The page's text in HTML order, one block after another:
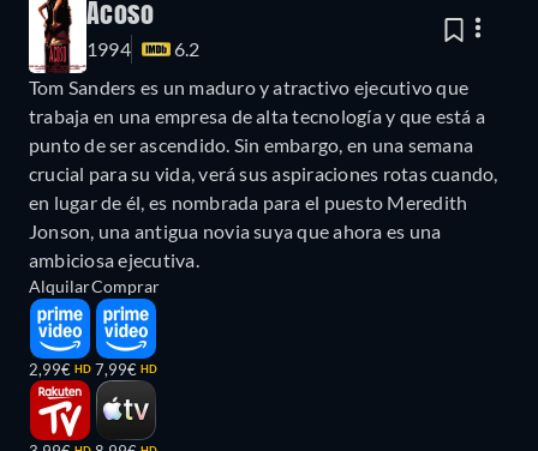
Acoso
1994
6.2
Tom Sanders es un maduro y atractivo ejecutivo que
trabaja en una empresa de alta tecnología y que está a
punto de ser ascendido. Sin embargo, en una semana
crucial para su vida, verá sus aspiraciones rotas cuando,
en lugar de él, es nombrada para el puesto Meredith
Jonson, una antigua novia suya que ahora es una
ambiciosa ejecutiva.
Alquilar
2,99€ HD
Comprar
7,99€ HD